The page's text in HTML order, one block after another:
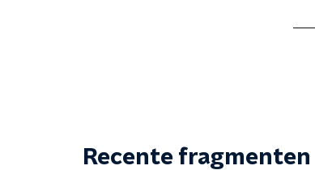
Recente fragmenten